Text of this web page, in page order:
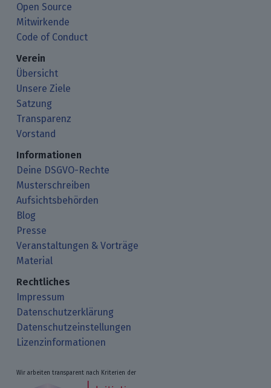
Open Source
Mitwirkende
Code of Conduct
Verein
Übersicht
Unsere Ziele
Satzung
Transparenz
Vorstand
Informationen
Deine DSGVO-Rechte
Musterschreiben
Aufsichtsbehörden
Blog
Presse
Veranstaltungen & Vorträge
Material
Rechtliches
Impressum
Datenschutzerklärung
Datenschutzeinstellungen
Lizenzinformationen
Wir arbeiten transparent nach Kriterien der